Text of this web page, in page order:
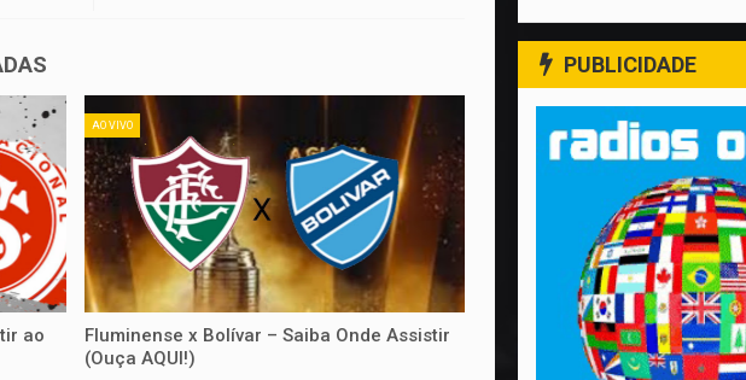
ao
AO VIVO
Fluminense x Bolívar – Saiba Onde Assistir
(Ouça AQUI!)
PUBLICIDADE